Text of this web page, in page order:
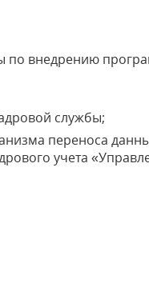
по внедрению
службы;
переноса
учета